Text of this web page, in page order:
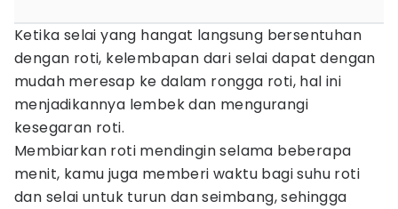
Ketika selai yang hangat langsung bersentuhan
dengan roti, kelembapan dari selai dapat dengan
mudah meresap ke dalam rongga roti, hal ini
menjadikannya lembek dan mengurangi
kesegaran roti.
Membiarkan roti mendingin selama beberapa
menit, kamu juga memberi waktu bagi suhu roti
dan selai untuk turun dan seimbang, sehingga